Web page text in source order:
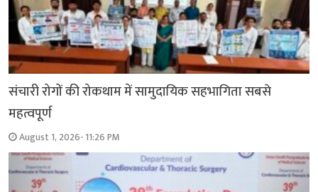
संचारी रोगों की रोकथाम में सामुदायिक सहभागिता सबसे
महत्वपूर्ण
August 1, 2026- 11:26 PM